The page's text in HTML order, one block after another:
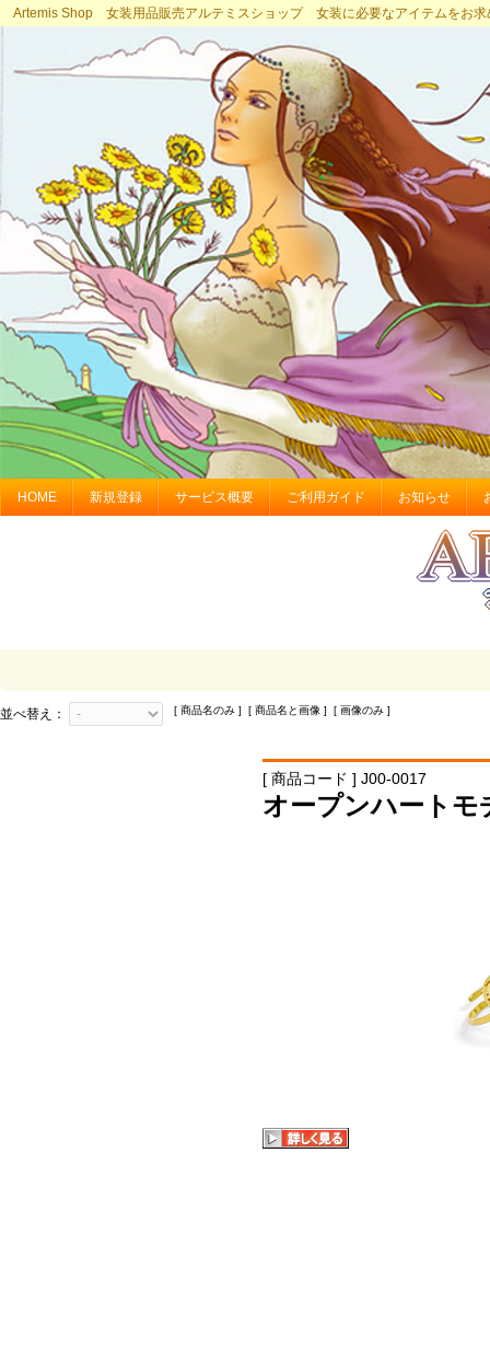
Artemis Shop 女装用品販売アルテミスショップ 女装に必要なアイテムをお求
HOME 新規登録 サービス概要 ご利用ガイド お知らせ
並べ替え： [ 商品名のみ ] [ 商品名と画像 ] [ 画像のみ ]
[ 商品コード ] J00-0017
オープンハート